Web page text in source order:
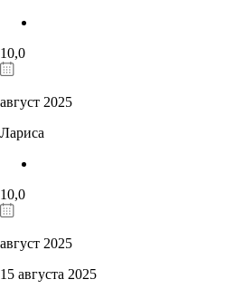
10,0
август 2025
Лариса
10,0
август 2025
15 августа 2025